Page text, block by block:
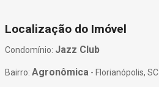
Localização do Imóvel
Condomínio: Jazz Club
Bairro: Agronômica - Florianópolis, SC